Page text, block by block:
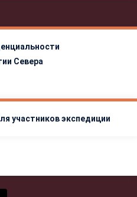
Севера
участников экспедиции